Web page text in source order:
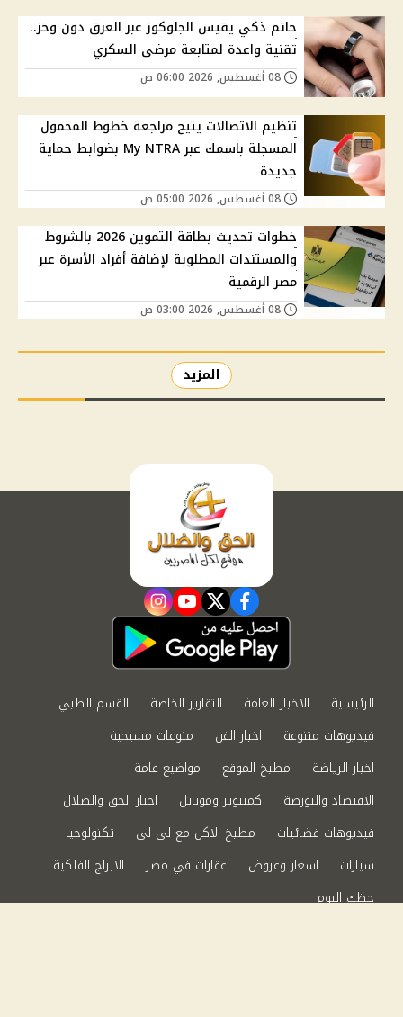
خاتم ذكي يقيس الجلوكوز عبر العرق دون وخز..
تقنية واعدة لمتابعة مرضى السكري
تنظيم الاتصالات يتيح مراجعة خطوط المحمول
المسجلة باسمك عبر My NTRA بضوابط حماية
جديدة
خطوات تحديث بطاقة التموين 2026 بالشروط
والمستندات المطلوبة لإضافة أفراد الأسرة عبر
مصر الرقمية
المزيد
facebook
twitter
youtube
instagram
الرئيسية الاخبار العامة التقارير الخاصة
القسم الطبي
فيديوهات متنوعة
اخبار الفن
منوعات مسيحية
اخبار الرياضة
مطبخ الموقع
مواضيع عامة
الاقتصاد والبورصة
كمبيوتر وموبايل
اخبار الحق والضلال
فيديوهات فضائيات
مطبخ الاكل مع لى لى
تكنولوجيا
سيارات
اسعار وعروض عقارات في مصر
الابراج الفلكية
حظك اليوم